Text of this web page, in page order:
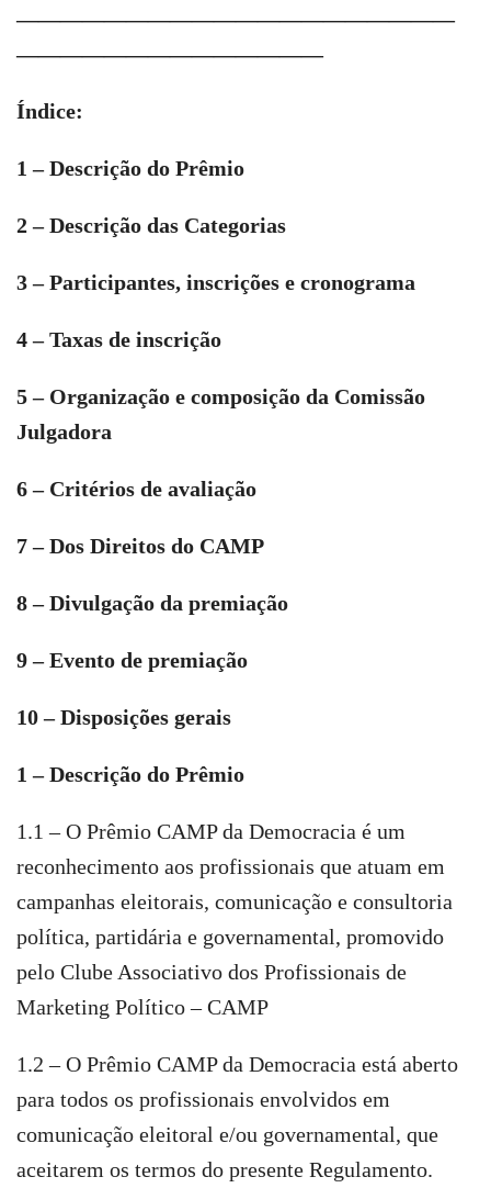
————————————————————
——————————————
Índice:
1 – Descrição do Prêmio
2 – Descrição das Categorias
3 – Participantes, inscrições e cronograma
4 – Taxas de inscrição
5 – Organização e composição da Comissão
Julgadora
6 – Critérios de avaliação
7 – Dos Direitos do CAMP
8 – Divulgação da premiação
9 – Evento de premiação
10 – Disposições gerais
1 – Descrição do Prêmio
1.1 – O Prêmio CAMP da Democracia é um
reconhecimento aos profissionais que atuam em
campanhas eleitorais, comunicação e consultoria
política, partidária e governamental, promovido
pelo Clube Associativo dos Profissionais de
Marketing Político – CAMP
1.2 – O Prêmio CAMP da Democracia está aberto
para todos os profissionais envolvidos em
comunicação eleitoral e/ou governamental, que
aceitarem os termos do presente Regulamento.